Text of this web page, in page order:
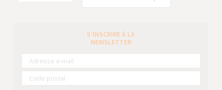
S’INSCRIRE À LA
NEWSLETTER